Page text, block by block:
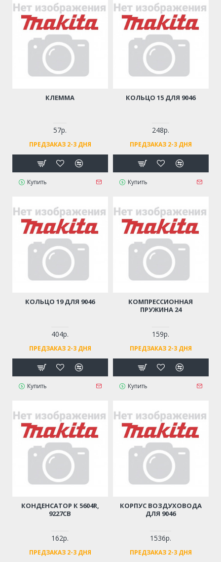
КЛЕММА
57р.
ПРЕДЗАКАЗ 2-3 ДНЯ
Купить
КОЛЬЦО 15 ДЛЯ 9046
248р.
ПРЕДЗАКАЗ 2-3 ДНЯ
Купить
КОЛЬЦО 19 ДЛЯ 9046
404р.
ПРЕДЗАКАЗ 2-3 ДНЯ
Купить
КОМПРЕССИОННАЯ
ПРУЖИНА 24
159р.
ПРЕДЗАКАЗ 2-3 ДНЯ
Купить
КОНДЕНСАТОР К 5604R,
9227CB
162р.
ПРЕДЗАКАЗ 2-3 ДНЯ
КОРПУС ВОЗДУХОВОДА
ДЛЯ 9046
1536р.
ПРЕДЗАКАЗ 2-3 ДНЯ